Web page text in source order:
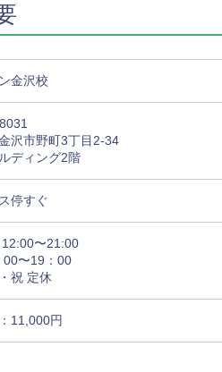
金沢校
沢市野町3丁目2-34
ディング2階
停すぐ
〜21:00
00〜19：00
祝 定休
11,000円